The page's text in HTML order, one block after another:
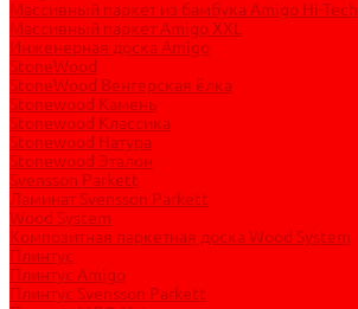
Массивный паркет из бамбука Amigo Hi-Tech
Массивный паркет Amigo XXL
Инженерная доска Amigo
StoneWood
StoneWood Венгерская ёлка
Stonewood Камень
Stonewood Классика
Stonewood Натура
Stonewood Эталон
Svensson Parkett
Ламинат Svensson Parkett
Wood System
Композитная паркетная доска Wood System
Плинтус
Плинтус Amigo
Плинтус Svensson Parkett